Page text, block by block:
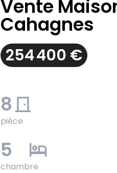
Vente
Cahagnes
254 400 €
8
pièce
5
chambre